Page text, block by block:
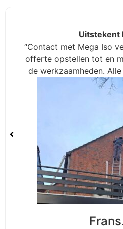
“Contact met Mega Iso verliep uitstekend. Van offerte opstellen tot en met de uitvoering van
Frans. G
In een woord
“Alles werd netjes
tevreden over Mega-Iso:
en goed geholpen bij